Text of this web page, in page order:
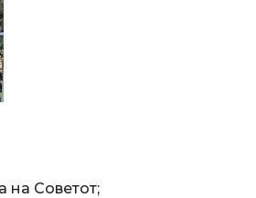
на Советот;